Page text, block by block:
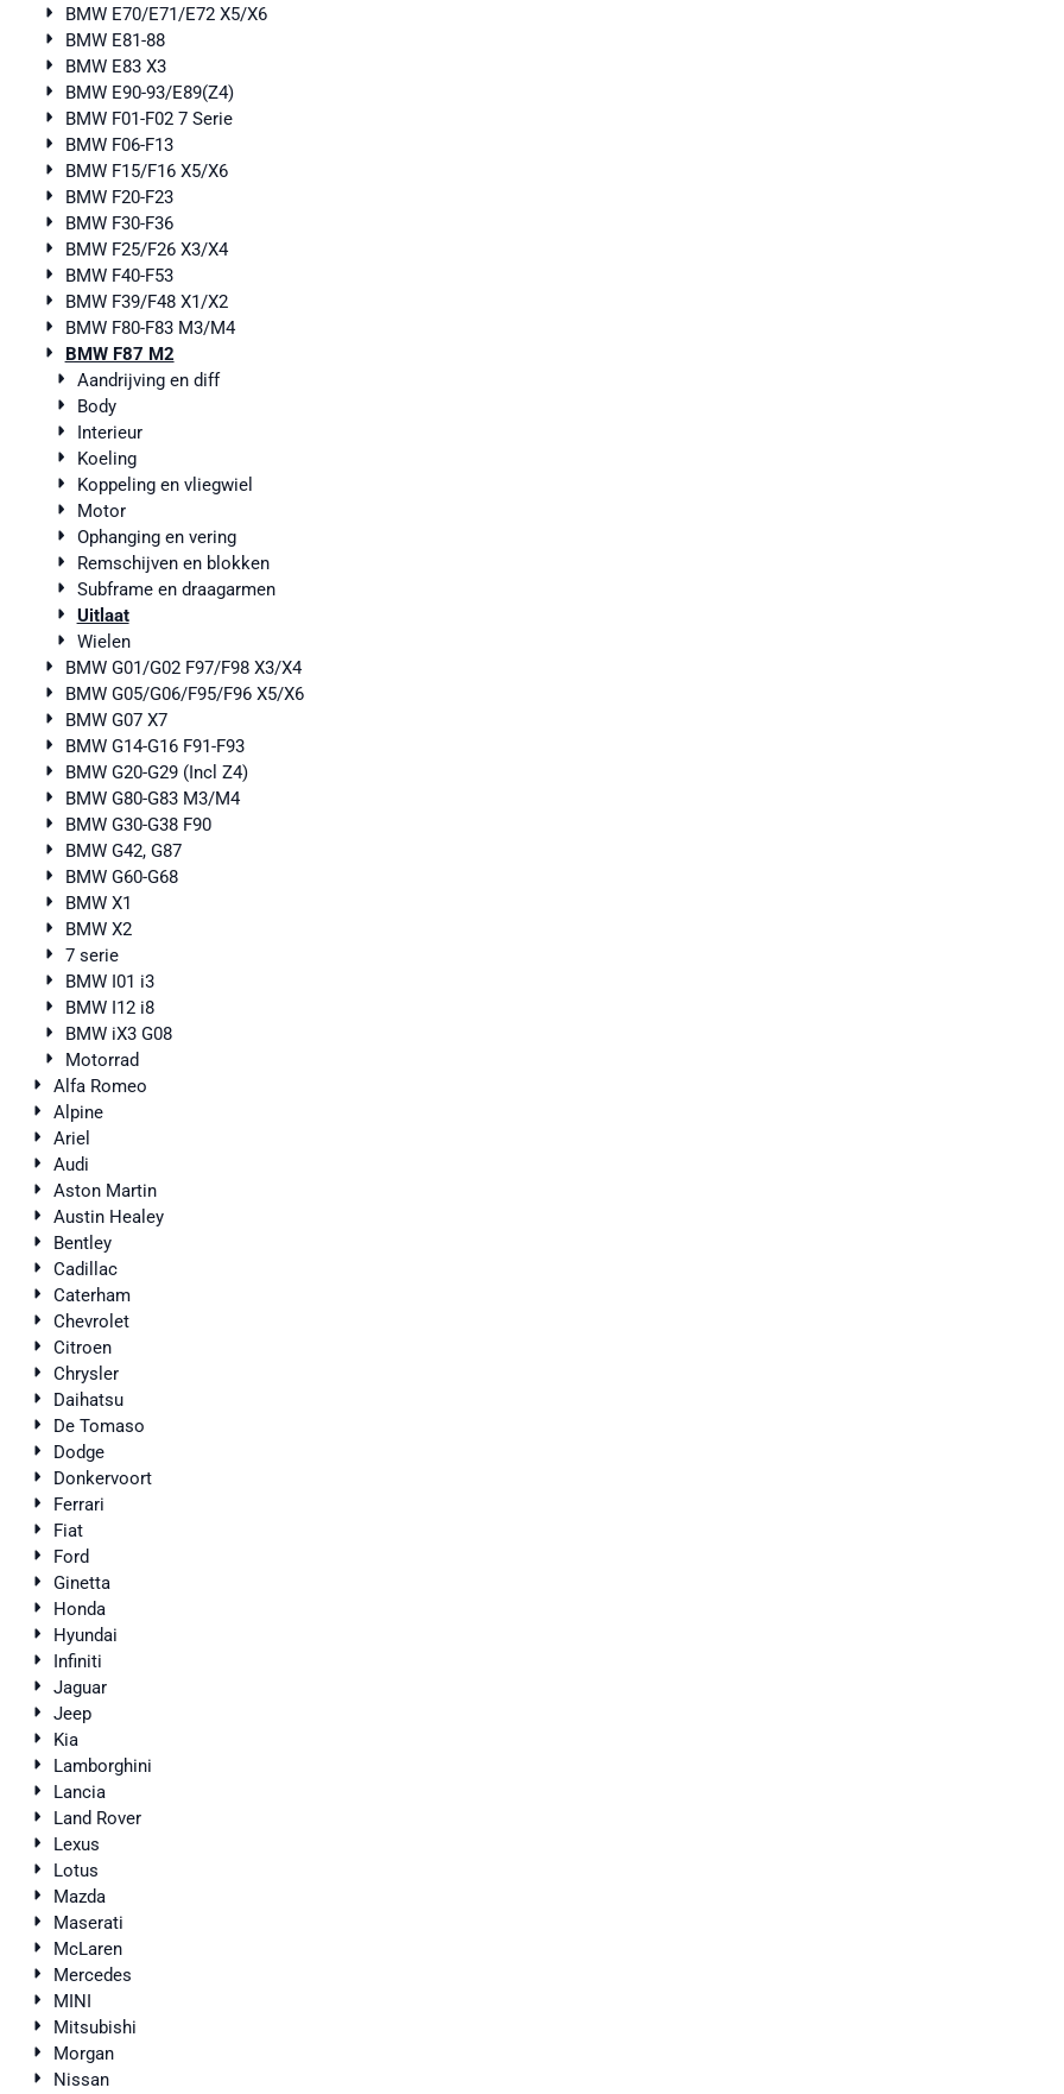
BMW E70/E71/E72 X5/X6
BMW E81-88
BMW E83 X3
BMW E90-93/E89(Z4)
BMW F01-F02 7 Serie
BMW F06-F13
BMW F15/F16 X5/X6
BMW F20-F23
BMW F30-F36
BMW F25/F26 X3/X4
BMW F40-F53
BMW F39/F48 X1/X2
BMW F80-F83 M3/M4
BMW F87 M2
Aandrijving en diff
Body
Interieur
Koeling
Koppeling en vliegwiel
Motor
Ophanging en vering
Remschijven en blokken
Subframe en draagarmen
Uitlaat
Wielen
BMW G01/G02 F97/F98 X3/X4
BMW G05/G06/F95/F96 X5/X6
BMW G07 X7
BMW G14-G16 F91-F93
BMW G20-G29 (Incl Z4)
BMW G80-G83 M3/M4
BMW G30-G38 F90
BMW G42, G87
BMW G60-G68
BMW X1
BMW X2
7 serie
BMW I01 i3
BMW I12 i8
BMW iX3 G08
Motorrad
Alfa Romeo
Alpine
Ariel
Audi
Aston Martin
Austin Healey
Bentley
Cadillac
Caterham
Chevrolet
Citroen
Chrysler
Daihatsu
De Tomaso
Dodge
Donkervoort
Ferrari
Fiat
Ford
Ginetta
Honda
Hyundai
Infiniti
Jaguar
Jeep
Kia
Lamborghini
Lancia
Land Rover
Lexus
Lotus
Mazda
Maserati
McLaren
Mercedes
MINI
Mitsubishi
Morgan
Nissan